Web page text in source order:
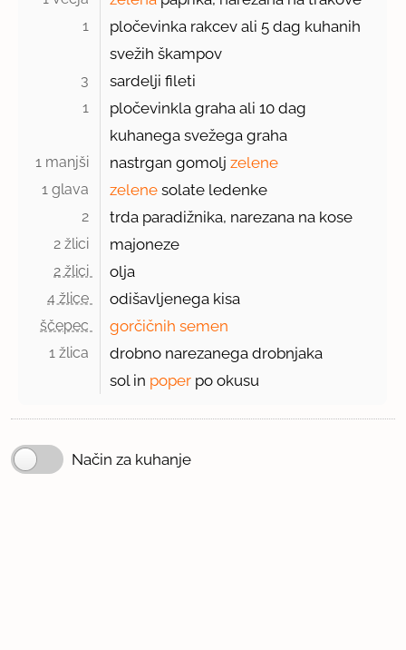
1 pločevinka rakcev ali 5 dag kuhanih
svežih škampov
3 sardelji fileti
1
pločevinkla graha ali 10 dag
kuhanega svežega graha
1 manjši nastrgan gomoljzelene
1 glava zelene solate ledenke
2 trda paradižnika, narezana na kose
2 žlici majoneze
2 žlici olja
4 žlice odišavljenega kisa
ščepec gorčičnih semen
1 žlica
drobno narezanega drobnjaka
sol in poper po okusu
Način za kuhanje